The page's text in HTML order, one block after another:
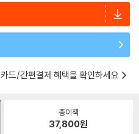
카드/간편결제 혜택을 확인하세요
종이책
37,800원